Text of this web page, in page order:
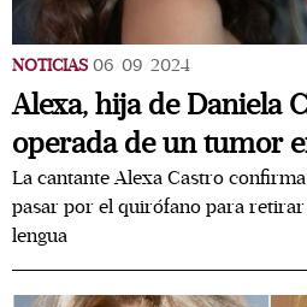
NOTICIAS 06/09/2024
Alexa, hija de Daniela
operada de un tumor
La cantante Alexa Castro
pasar por el quirófano para
lengua